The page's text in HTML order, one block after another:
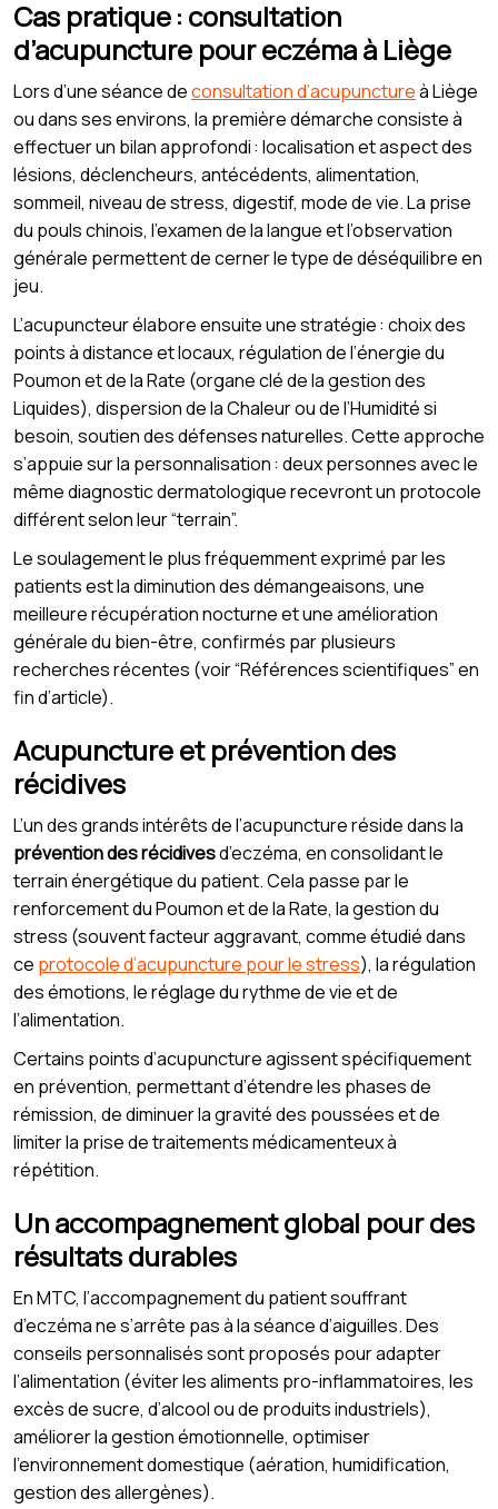
Cas pratique : consultation
d’acupuncture pour eczéma à Liège
Lors d’une séance deconsultation d’acupunctureà Liège
ou dans ses environs, la première démarche consiste à
effectuer un bilan approfondi : localisation et aspect des
lésions, déclencheurs, antécédents, alimentation,
sommeil, niveau de stress, digestif, mode de vie. La prise
du pouls chinois, l’examen de la langue et l’observation
générale permettent de cerner le type de déséquilibre en
jeu.
L’acupuncteur élabore ensuite une stratégie : choix des
points à distance et locaux, régulation de l’énergie du
Poumon et de la Rate (organe clé de la gestion des
Liquides), dispersion de la Chaleur ou de l’Humidité si
besoin, soutien des défenses naturelles. Cette approche
s’appuie sur la personnalisation : deux personnes avec le
même diagnostic dermatologique recevront un protocole
différent selon leur “terrain”.
Le soulagement le plus fréquemment exprimé par les
patients est la diminution des démangeaisons, une
meilleure récupération nocturne et une amélioration
générale du bien-être, confirmés par plusieurs
recherches récentes (voir “Références scientifiques” en
fin d’article).
Acupuncture et prévention des
récidives
L’un des grands intérêts de l’acupuncture réside dans la
prévention des récidivesd’eczéma, en consolidant le
terrain énergétique du patient. Cela passe par le
renforcement du Poumon et de la Rate, la gestion du
stress (souvent facteur aggravant, comme étudié dans
ce protocole d’acupuncture pour le stress), la régulation
des émotions, le réglage du rythme de vie et de
l’alimentation.
Certains points d’acupuncture agissent spécifiquement
en prévention, permettant d’étendre les phases de
rémission, de diminuer la gravité des poussées et de
limiter la prise de traitements médicamenteux à
répétition.
Un accompagnement global pour des
résultats durables
En MTC, l’accompagnement du patient souffrant
d’eczéma ne s’arrête pas à la séance d’aiguilles. Des
conseils personnalisés sont proposés pour adapter
l’alimentation (éviter les aliments pro-inflammatoires, les
excès de sucre, d’alcool ou de produits industriels),
améliorer la gestion émotionnelle, optimiser
l’environnement domestique (aération, humidification,
gestion des allergènes).